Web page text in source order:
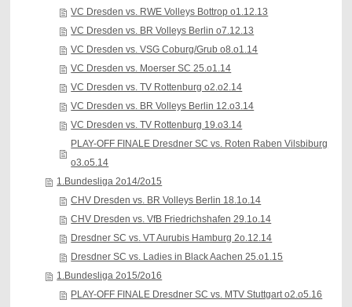
VC Dresden vs. RWE Volleys Bottrop o1.12.13
VC Dresden vs. BR Volleys Berlin o7.12.13
VC Dresden vs. VSG Coburg/Grub o8.o1.14
VC Dresden vs. Moerser SC 25.o1.14
VC Dresden vs. TV Rottenburg o2.o2.14
VC Dresden vs. BR Volleys Berlin 12.o3.14
VC Dresden vs. TV Rottenburg 19.o3.14
PLAY-OFF FINALE Dresdner SC vs. Roten Raben Vilsbiburg
o3.o5.14
1.Bundesliga 2o14/2o15
CHV Dresden vs. BR Volleys Berlin 18.1o.14
CHV Dresden vs. VfB Friedrichshafen 29.1o.14
Dresdner SC vs. VT Aurubis Hamburg 2o.12.14
Dresdner SC vs. Ladies in Black Aachen 25.o1.15
1.Bundesliga 2o15/2o16
PLAY-OFF FINALE Dresdner SC vs. MTV Stuttgart o2.o5.16